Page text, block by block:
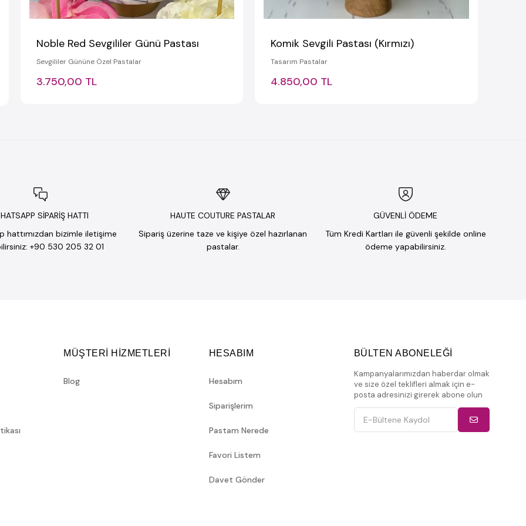
Noble Red Sevgililer Günü Pastası
Sevgililer Gününe Özel Pastalar
3.750,00 TL
Komik Sevgili Pastası (Kırmızı)
Tasarım Pastalar
4.850,00 TL
SİPARİŞ HATTI
hattımızdan bizimle iletişime
+90 530 205 32 01
HAUTE COUTURE PASTALAR
Sipariş üzerine taze ve kişiye özel hazırlanan
pastalar.
GÜVENLİ ÖDEME
Tüm Kredi Kartları ile güvenli şekilde online
ödeme yapabilirsiniz.
MÜŞTERİ HİZMETLERİ
Blog
HESABIM
Hesabım
Siparişlerim
Pastam Nerede
Favori Listem
Davet Gönder
BÜLTEN ABONELEĞİ
Kampanyalarımızdan haberdar olmak
ve size özel teklifleri almak için e-
posta adresinizi girerek abone olun